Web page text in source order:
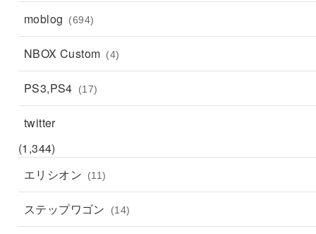
moblog (694)
NBOX Custom (4)
PS3,PS4 (17)
twitter
(1,344)
エリシオン
(11)
ステップワゴン (14)